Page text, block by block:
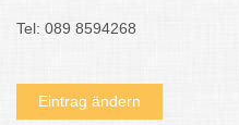
Tel: 089 8594268
Eintrag ändern